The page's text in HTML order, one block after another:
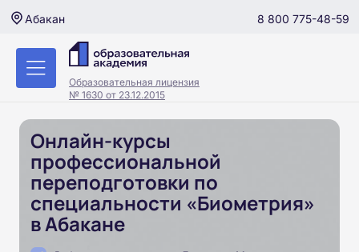
Абакан 8 800 775-48-59
Образовательная лицензия
№ 1630 от 23.12.2015
Онлайн-курсы
профессиональной
переподготовки по
специальности «Биометрия»
в Абакане